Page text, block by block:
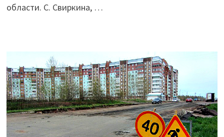
области. С. Свиркина, …